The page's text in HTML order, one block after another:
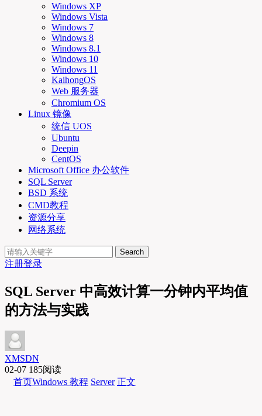
Windows XP
Windows Vista
Windows 7
Windows 8
Windows 8.1
Windows 10
Windows 11
KaihongOS
Web 服务器
Chromium OS
Linux 镜像
统信 UOS
Ubuntu
Deepin
CentOS
Microsoft Office 办公软件
SQL Server
BSD 系统
CMD教程
资源分享
网络系统
Search
注册登录
SQL Server 中高效计算一分钟内平均值
的方法与实践
XMSDN
02-07 185阅读
首页Windows 教程 Server 正文